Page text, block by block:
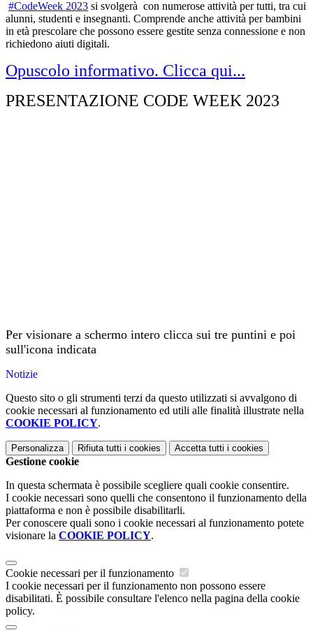
#CodeWeek 2023 si svolgerà con numerose attività per tutti, tra cui
alunni, studenti e insegnanti. Comprende anche attività per bambini
in età prescolare che possono essere gestite senza connessione e non
richiedono aiuti digitali.
Opuscolo informativo. Clicca qui...
PRESENTAZIONE CODE WEEK 2023
Per visionare a schermo intero clicca sui tre puntini e poi
sull'icona indicata
Notizie
Questo sito o gli strumenti terzi da questo utilizzati si avvalgono di
cookie necessari al funzionamento ed utili alle finalità illustrate nella
COOKIE POLICY.
Personalizza Rifiuta tutti i cookies Accetta tutti i cookies
Gestione cookie
In questa schermata è possibile scegliere quali cookie consentire.
I cookie necessari sono quelli che consentono il funzionamento della
piattaforma e non è possibile disabilitarli.
Per conoscere quali sono i cookie necessari al funzionamento potete
visionare la COOKIE POLICY.
Cookie necessari per il funzionamento
I cookie necessari per il funzionamento non possono essere
disabilitati. È possibile consultare l'elenco nella pagina della cookie
policy.